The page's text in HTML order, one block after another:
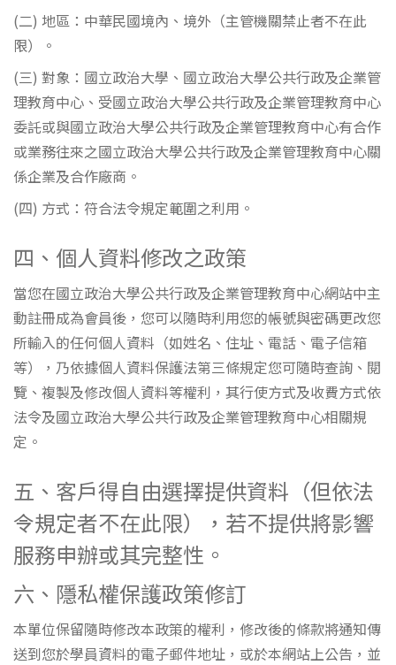
(二) 地區：中華民國境內、境外（主管機關禁止者不在此
限）。
(三) 對象：國立政治大學、國立政治大學公共行政及企業管
理教育中心、受國立政治大學公共行政及企業管理教育中心
委託或與國立政治大學公共行政及企業管理教育中心有合作
或業務往來之國立政治大學公共行政及企業管理教育中心關
係企業及合作廠商。
(四) 方式：符合法令規定範圍之利用。
四、個人資料修改之政策
當您在國立政治大學公共行政及企業管理教育中心網站中主
動註冊成為會員後，您可以隨時利用您的帳號與密碼更改您
所輸入的任何個人資料（如姓名、住址、電話、電子信箱
等），乃依據個人資料保護法第三條規定您可隨時查詢、閱
覽、複製及修改個人資料等權利，其行使方式及收費方式依
法令及國立政治大學公共行政及企業管理教育中心相關規
定。
五、客戶得自由選擇提供資料（但依法
令規定者不在此限），若不提供將影響
服務申辦或其完整性。
六、隱私權保護政策修訂
本單位保留隨時修改本政策的權利，修改後的條款將通知傳
送到您於學員資料的電子郵件地址，或於本網站上公告，並